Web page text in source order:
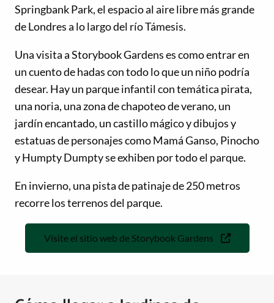
Springbank Park, el espacio al aire libre más grande
de Londres a lo largo del río Támesis.
Una visita a Storybook Gardens es como entrar en
un cuento de hadas con todo lo que un niño podría
desear. Hay un parque infantil con temática pirata,
una noria, una zona de chapoteo de verano, un
jardín encantado, un castillo mágico y dibujos y
estatuas de personajes como Mamá Ganso, Pinocho
y Humpty Dumpty se exhiben por todo el parque.
En invierno, una pista de patinaje de 250 metros
recorre los terrenos del parque.
Visite el sitio web de Storybook Gardens